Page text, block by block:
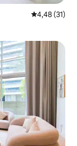
4,48 (31)